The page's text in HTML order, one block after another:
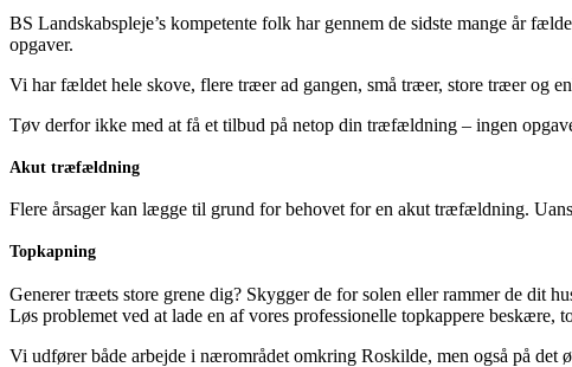
BS Landskabspleje’s kompetente folk har gennem de sidste mange år
opgaver.
Vi har fældet hele skove, flere træer ad gangen, små træer, store træer og
Tøv derfor ikke med at få et tilbud på netop din træfældning – ingen
Akut træfældning
Flere årsager kan lægge til grund for behovet for en akut træfældning.
Topkapning
Generer træets store grene dig? Skygger de for solen eller rammer de dit
Løs problemet ved at lade en af vores professionelle topkappere beskære,
Vi udfører både arbejde i nærområdet omkring Roskilde, men også på det